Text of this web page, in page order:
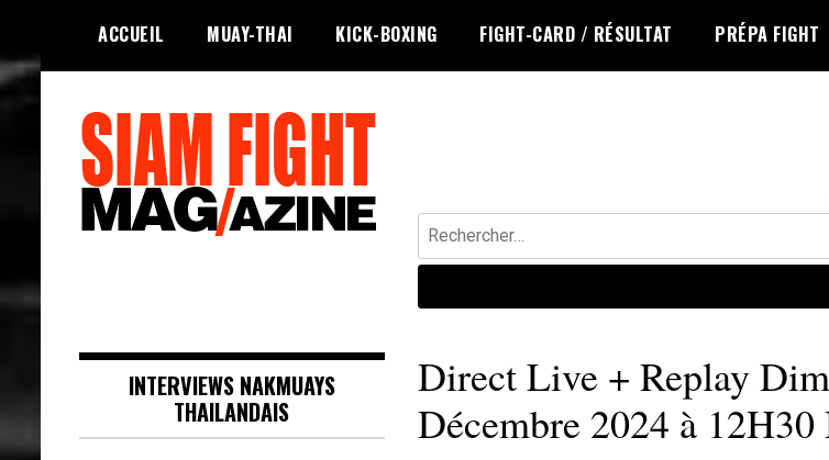
content
ACCUEIL MUAY-THAI KICK-BOXING FIGHT-CARD / RÉSULTAT PRÉPA FIGHT
Rechercher :
Direct Live + Replay
Décembre 2024 à 12H30
INTERVIEWS NAKMUAYS
THAILANDAIS